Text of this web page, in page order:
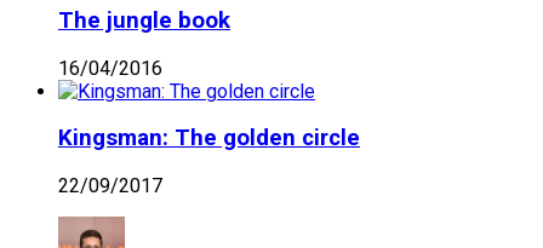
The jungle book
16/04/2016
Kingsman: The golden circle
22/09/2017